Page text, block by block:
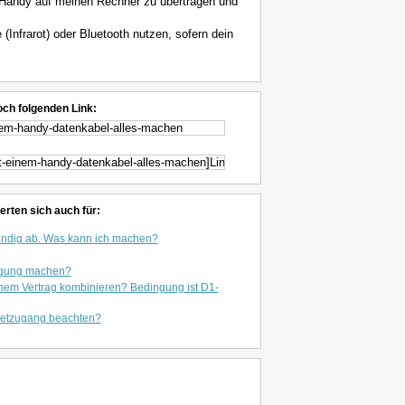
oder Bluetooth nutzen, sofern dein
folgenden Link:
sich auch für:
ab. Was kann ich machen?
machen?
Vertrag kombinieren? Bedingung ist D1-
beachten?